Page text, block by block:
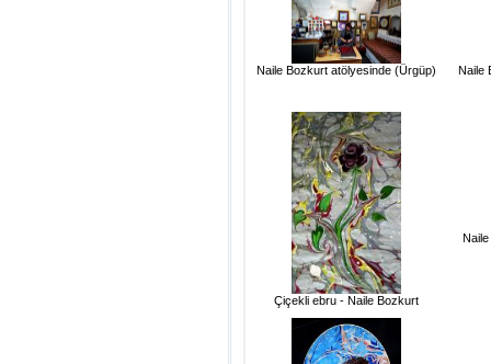
Naile Bozkurt atölyesinde (Ürgüp) Naile
Çiçekli ebru - Naile Bozkurt